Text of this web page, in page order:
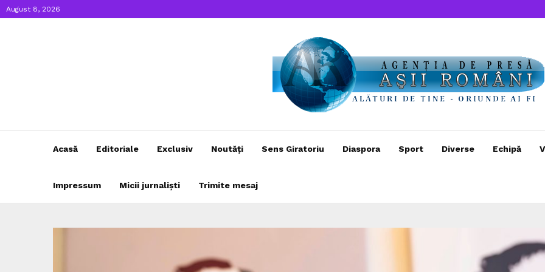
August 8, 2026
Acasă Editoriale Exclusiv Noutăți Sens Giratoriu Diaspora Sport Diverse Echipă
Impressum Micii jurnaliști Trimite mesaj